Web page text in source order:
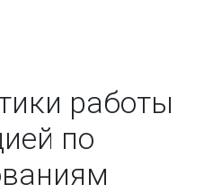
работы
по